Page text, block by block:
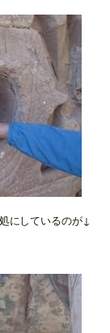
にしているのが↓